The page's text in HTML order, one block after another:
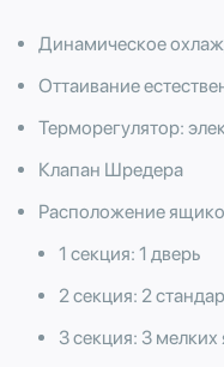
Динамическое
Оттаивание
Терморегулятор:
Клапан Шредера
Расположение
1 секция: 1 дверь
2 секция: 2
3 секция: 3